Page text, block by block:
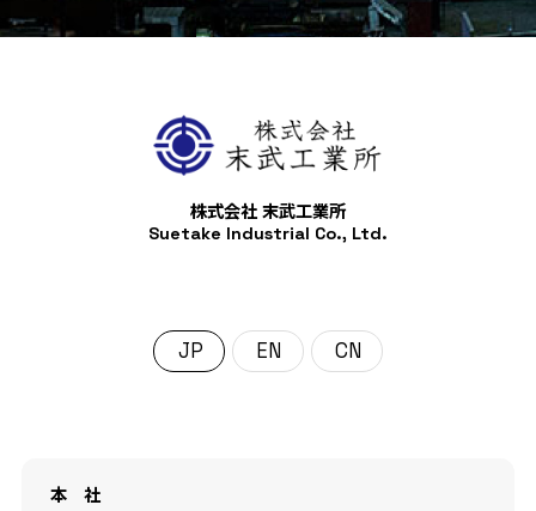
株式会社 末武工業所
Suetake Industrial Co., Ltd.
日本語 English 中文 (中国)
本 社